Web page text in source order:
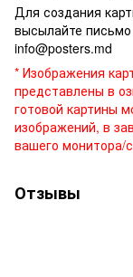
Для создания
высылайте
info@posters.md
* Изображения
представлены в
готовой картины
изображений, в
вашего монитора/
Отзывы